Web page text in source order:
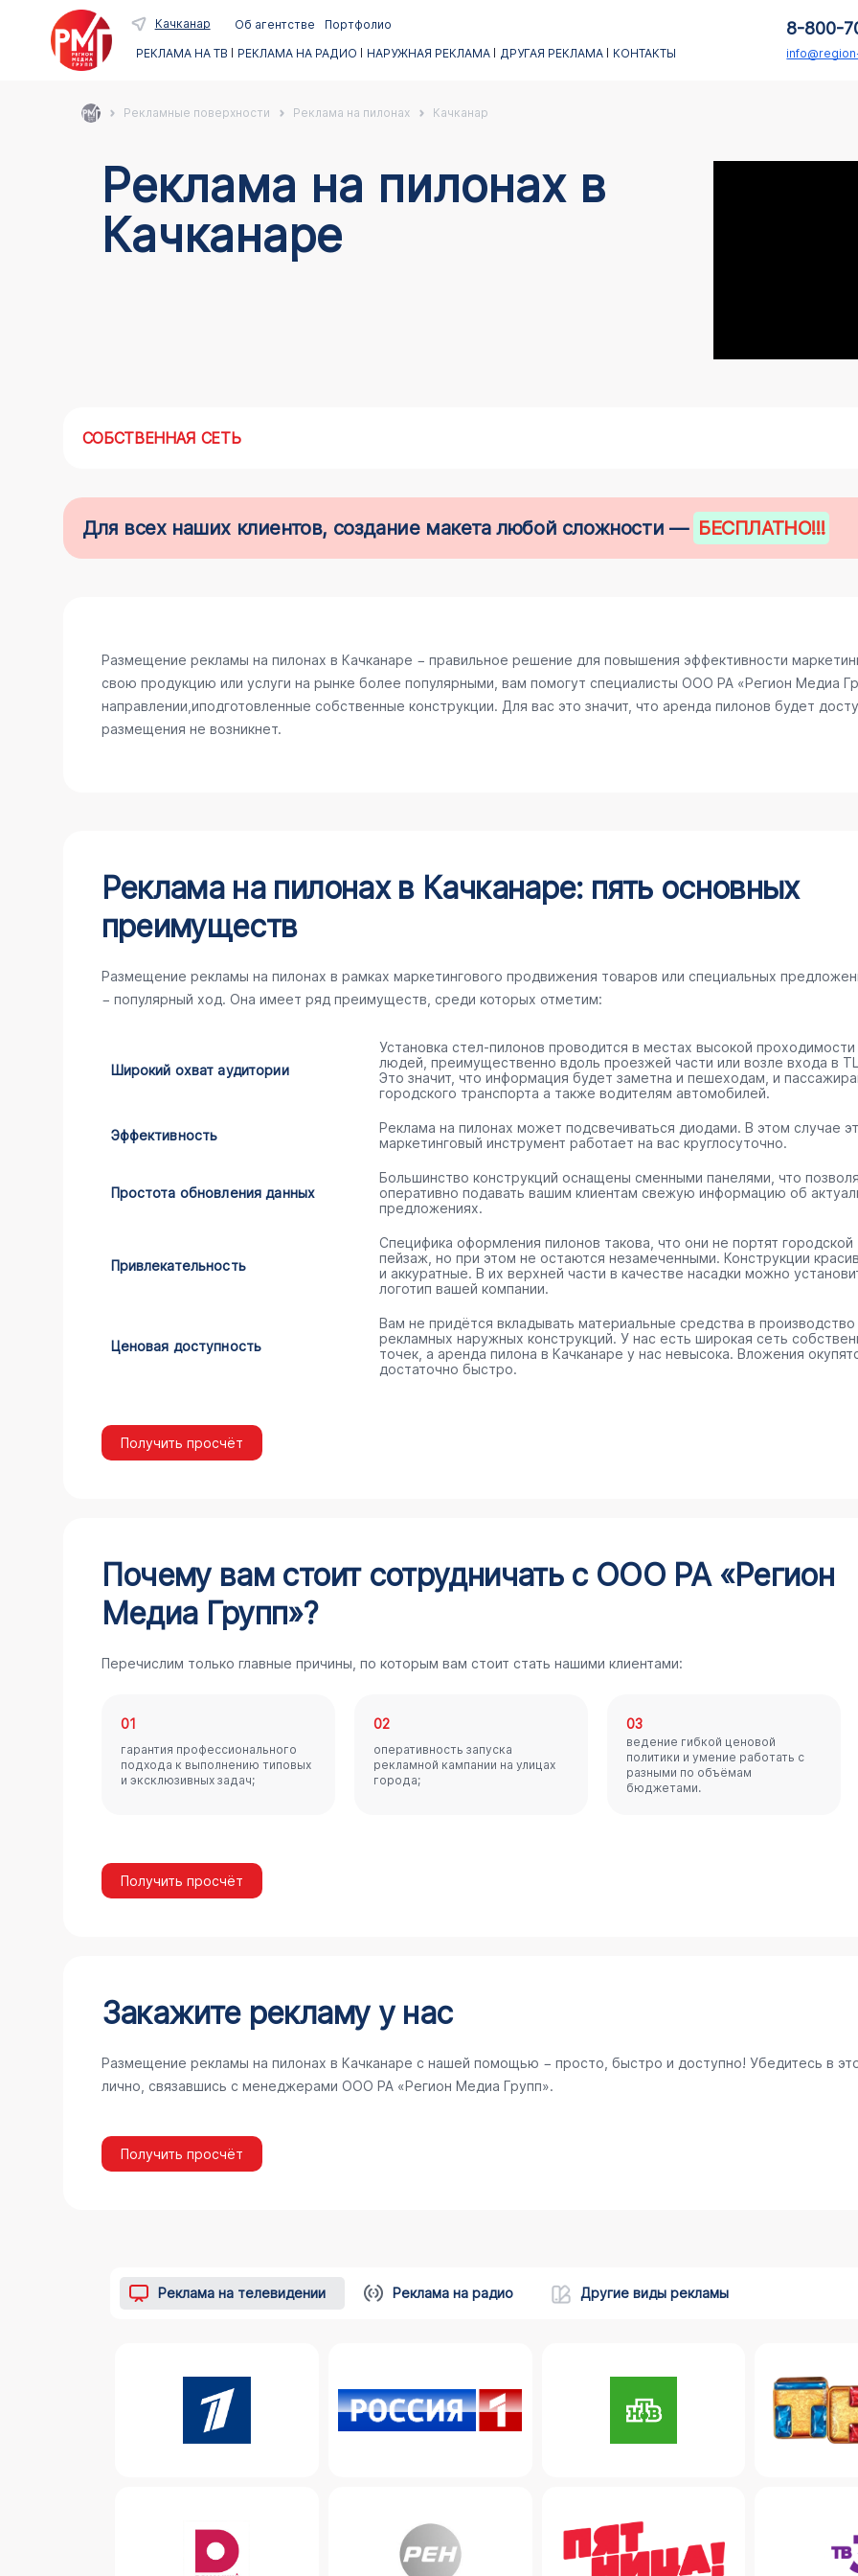
Качканар Об агентстве
Портфолио
РЕКЛАМА НА ТВ
РЕКЛАМА НА РАДИО НАРУЖНАЯ РЕКЛАМА ДРУГАЯ РЕКЛАМА КОНТАКТЫ
8-800-
Рекламные поверхности Реклама на пилонах Качканар
Реклама на пилонах в
Качканаре
СОБСТВЕННАЯ СЕТЬ
Для всех наших клиентов, создание макета любой сложности — БЕСПЛАТНО!!!
Размещение рекламы на пилонах в Качканаре − правильное решение для повышения эффективности
свою продукцию или услуги на рынке более популярными, вам помогут специалисты ООО РА «Регион Медиа
направлении,иподготовленные собственные конструкции. Для вас это значит, что аренда пилонов будет
размещения не возникнет.
Реклама на пилонах в Качканаре: пять основных
преимуществ
Размещение рекламы на пилонах в рамках маркетингового продвижения товаров или специальных
− популярный ход. Она имеет ряд преимуществ, среди которых отметим:
Широкий охват аудитории
Установка стел-пилонов проводится в местах высокой проходимости
людей, преимущественно вдоль проезжей части или возле входа в
Это значит, что информация будет заметна и пешеходам, и
городского транспорта а также водителям автомобилей.
Эффективность
Реклама на пилонах может подсвечиваться диодами. В этом случае
маркетинговый инструмент работает на вас круглосуточно.
Простота обновления данных
Большинство конструкций оснащены сменными панелями, что
оперативно подавать вашим клиентам свежую информацию об
предложениях.
Привлекательность
Специфика оформления пилонов такова, что они не портят городской
пейзаж, но при этом не остаются незамеченными. Конструкции
и аккуратные. В их верхней части в качестве насадки можно
логотип вашей компании.
Ценовая доступность
Вам не придётся вкладывать материальные средства в производство
рекламных наружных конструкций. У нас есть широкая сеть
точек, а аренда пилона в Качканаре у нас невысока. Вложения
достаточно быстро.
Получить просчёт
Почему вам стоит сотрудничать с ООО РА «Регион
Медиа Групп»?
Перечислим только главные причины, по которым вам стоит стать нашими клиентами:
01
гарантия профессионального
подхода к выполнению типовых
и эксклюзивных задач;
02
оперативность запуска
рекламной кампании на улицах
города;
03
ведение гибкой ценовой
политики и умение работать с
разными по объёмам
бюджетами.
Получить просчёт
Закажите рекламу у нас
Размещение рекламы на пилонах в Качканаре с нашей помощью − просто, быстро и доступно! Убедитесь в
лично, связавшись с менеджерами ООО РА «Регион Медиа Групп».
Получить просчёт
Реклама на телевидении Реклама на радио Другие виды рекламы